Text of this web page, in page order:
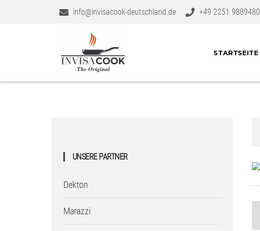
info@invisacook-deutschland.de +49 2251 9889480
STARTSEITE
UNSERE PARTNER
Dekton
Marazzi